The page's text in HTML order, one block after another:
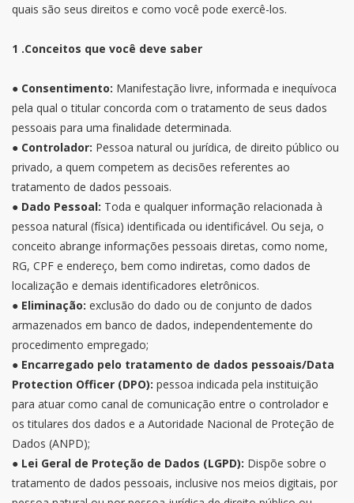
quais são seus direitos e como você pode exercê-los.
1 .Conceitos que você deve saber
● Consentimento: Manifestação livre, informada e inequívoca
pela qual o titular concorda com o tratamento de seus dados
pessoais para uma finalidade determinada.
● Controlador: Pessoa natural ou jurídica, de direito público ou
privado, a quem competem as decisões referentes ao
tratamento de dados pessoais.
● Dado Pessoal: Toda e qualquer informação relacionada à
pessoa natural (física) identificada ou identificável. Ou seja, o
conceito abrange informações pessoais diretas, como nome,
RG, CPF e endereço, bem como indiretas, como dados de
localização e demais identificadores eletrônicos.
● Eliminação: exclusão do dado ou de conjunto de dados
armazenados em banco de dados, independentemente do
procedimento empregado;
● Encarregado pelo tratamento de dados pessoais/Data
Protection Officer (DPO): pessoa indicada pela instituição
para atuar como canal de comunicação entre o controlador e
os titulares dos dados e a Autoridade Nacional de Proteção de
Dados (ANPD);
● Lei Geral de Proteção de Dados (LGPD): Dispõe sobre o
tratamento de dados pessoais, inclusive nos meios digitais, por